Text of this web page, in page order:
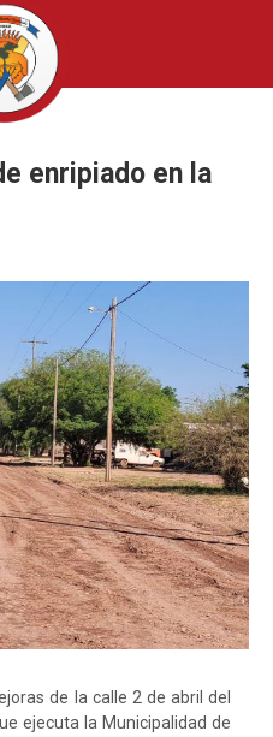
enripiado en la
de la calle 2 de abril del
ejecuta la Municipalidad de